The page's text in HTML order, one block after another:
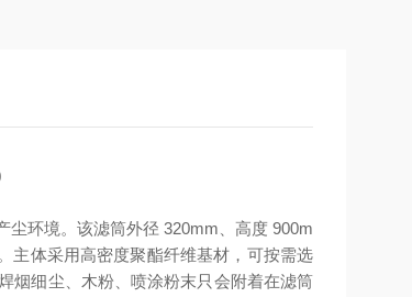
环境。该滤筒外径 320mm、高度 900m
主体采用高密度聚酯纤维基材，可按需选
烟细尘、木粉、喷涂粉末只会附着在滤筒